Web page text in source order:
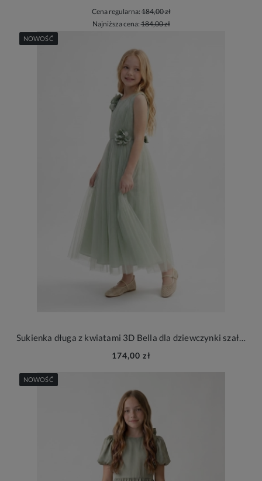
Cena regularna:184,00 zł
Najniższa cena:184,00 zł
Sukienka długa z kwiatami 3D Bella dla dziewczynki szałwiowa na wesele
174,00 zł
NOWOŚĆ
NOWOŚĆ